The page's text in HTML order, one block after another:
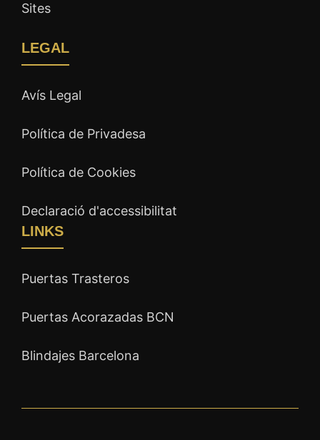
Sites
LEGAL
Avís Legal
Política de Privadesa
Política de Cookies
Declaració d'accessibilitat
LINKS
Puertas Trasteros
Puertas Acorazadas BCN
Blindajes Barcelona